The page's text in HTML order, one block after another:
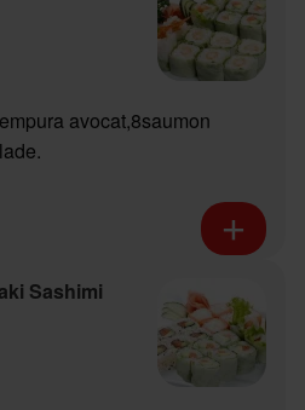
avocat,8saumon
Sashimi